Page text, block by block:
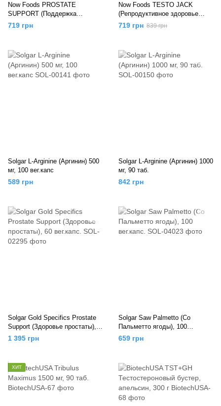
Now Foods PROSTATE
SUPPORT (Поддержка
простаты), 90 капс
719 грн
Now Foods TESTO JACK
(Репродуктивное здоровье
мужчин) 100, 60 вег.капс
719 грн 839 грн
Solgar L-Arginine (Аргинин) 500
мг, 100 вег.капс
589 грн
Solgar L-Arginine (Аргинин) 1000
мг, 90 таб.
842 грн
Solgar Gold Specifics Prostate
Support (Здоровье простаты),
60 вег.капс.
1 395 грн
Solgar Saw Palmetto (Со
Пальметто ягоды), 100
вег.капс.
659 грн
ХИТ